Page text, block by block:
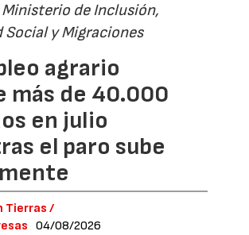
de Inclusión,
Social y Migraciones
agrario
más de 40.000
en julio
el paro sube
Tierras /
04/08/2026